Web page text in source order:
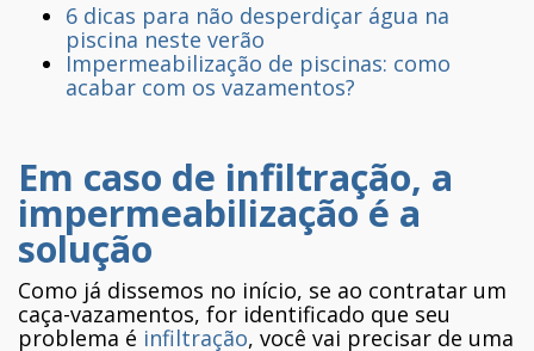
6 dicas para não desperdiçar água na
piscina neste verão
Impermeabilização de piscinas: como
acabar com os vazamentos?
Em caso de infiltração, a
impermeabilização é a
solução
Como já dissemos no início, se ao contratar um
caça-vazamentos, for identificado que seu
problema é infiltração, você vai precisar de uma